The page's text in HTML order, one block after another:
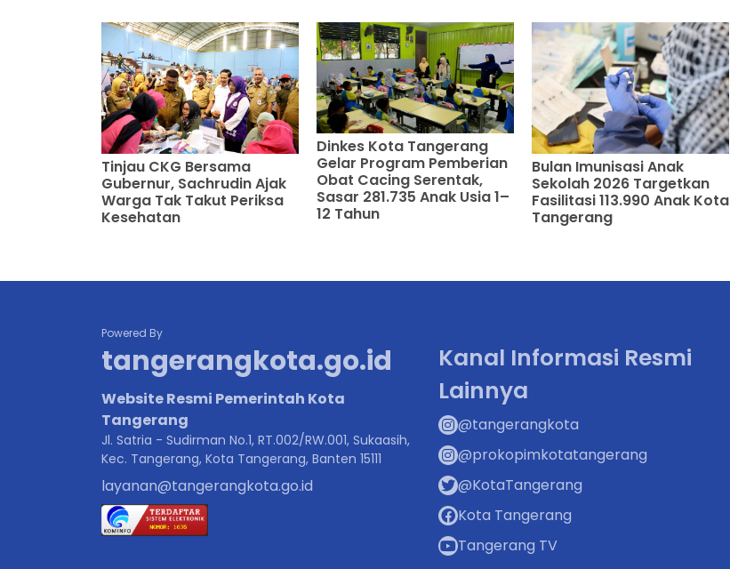
Tinjau CKG Bersama
Gubernur, Sachrudin Ajak
Warga Tak Takut Periksa
Kesehatan
Dinkes Kota Tangerang
Gelar Program Pemberian
Obat Cacing Serentak,
Sasar 281.735 Anak Usia 1–
12 Tahun
Bulan Imunisasi Anak
Sekolah 2026 Targetkan
Fasilitasi 113.990 Anak Kota
Tangerang
Powered By
tangerangkota.go.id
Website Resmi Pemerintah Kota
Tangerang
Jl. Satria - Sudirman No.1, RT.002/RW.001, Sukaasih,
Kec. Tangerang, Kota Tangerang, Banten 15111
layanan@tangerangkota.go.id
Kanal Informasi Resmi
Lainnya
@tangerangkota
@prokopimkotatangerang
@KotaTangerang
Kota Tangerang
Tangerang TV